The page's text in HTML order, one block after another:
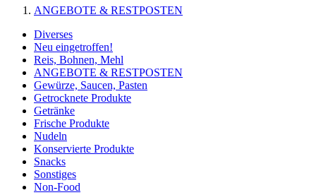
ANGEBOTE & RESTPOSTEN
Diverses
Neu eingetroffen!
Reis, Bohnen, Mehl
ANGEBOTE & RESTPOSTEN
Gewürze, Saucen, Pasten
Getrocknete Produkte
Getränke
Frische Produkte
Nudeln
Konservierte Produkte
Snacks
Sonstiges
Non-Food